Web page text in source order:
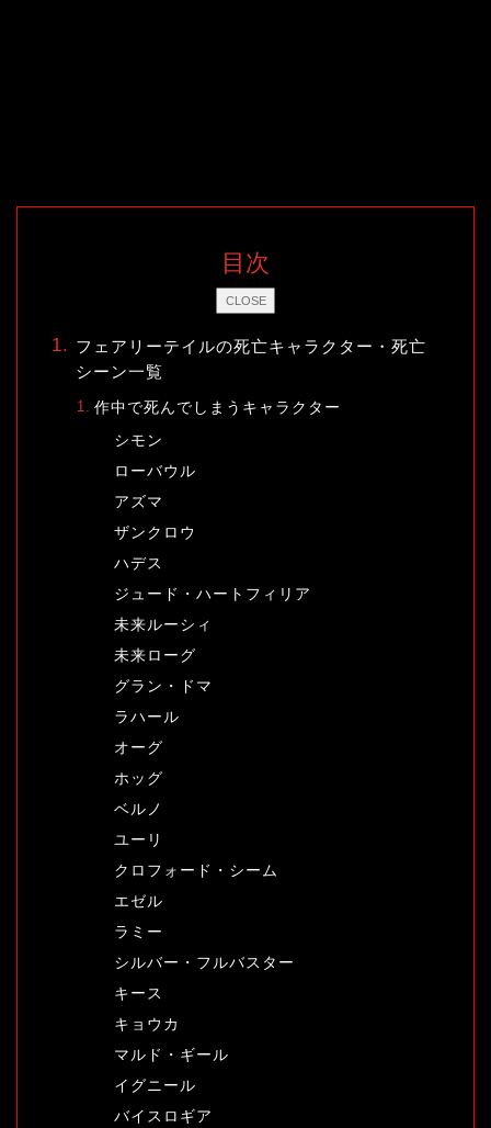
CLOSE
目次
フェアリーテイルの死亡キャラクター・死亡
シーン一覧
作中で死んでしまうキャラクター
シモン
ローバウル
アズマ
ザンクロウ
ハデス
ジュード・ハートフィリア
未来ルーシィ
未来ローグ
グラン・ドマ
ラハール
オーグ
ホッグ
ベルノ
ユーリ
クロフォード・シーム
エゼル
ラミー
シルバー・フルバスター
キース
キョウカ
マルド・ギール
イグニール
バイスロギア